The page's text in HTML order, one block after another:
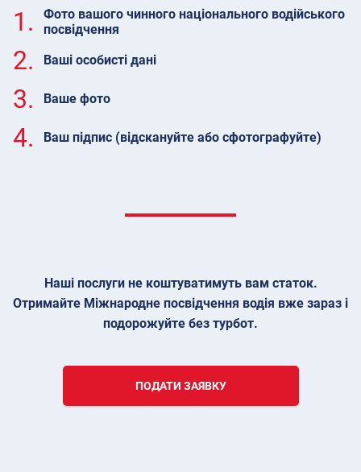
1.
Фото вашого чинного національного водійського
посвідчення
2. Ваші особисті дані
3. Ваше фото
4. Ваш підпис (відскануйте або сфотографуйте)
Наші послуги не коштуватимуть вам статок.
Отримайте Міжнародне посвідчення водія вже зараз і
подорожуйте без турбот.
ПОДАТИ ЗАЯВКУ